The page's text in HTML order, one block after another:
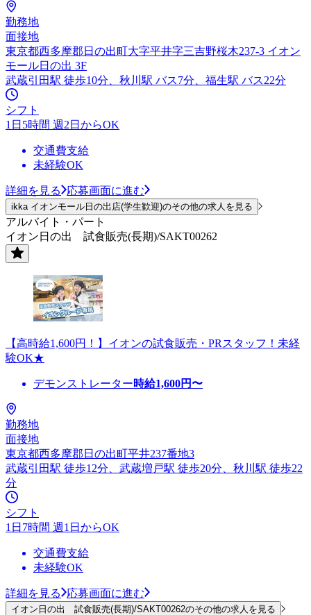
勤務地
面接地
東京都西多摩郡日の出町大字平井字三吉野桜木237-3 イオン
モール日の出 3F
武蔵引田駅 徒歩10分、秋川駅 バス7分、福生駅 バス22分
シフト
1日5時間 週2日からOK
交通費支給
未経験OK
詳細を見る 応募画面に進む
ikka イオンモール日の出店(学生歓迎)のその他の求人を見る
アルバイト・パート
イオン日の出 試食販売(長期)/SAKT00262
【高時給1,600円！】イオンの試食販売・PRスタッフ！未経
験OK★
デモンストレーター時給1,600円〜
勤務地
面接地
東京都西多摩郡日の出町平井237番地3
武蔵引田駅 徒歩12分、武蔵増戸駅 徒歩20分、秋川駅 徒歩22
分
シフト
1日7時間 週1日からOK
交通費支給
未経験OK
詳細を見る 応募画面に進む
イオン日の出 試食販売(長期)/SAKT00262のその他の求人を見る